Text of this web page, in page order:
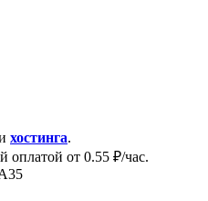
хостинга.
оплатой от 0.55 ₽/час.